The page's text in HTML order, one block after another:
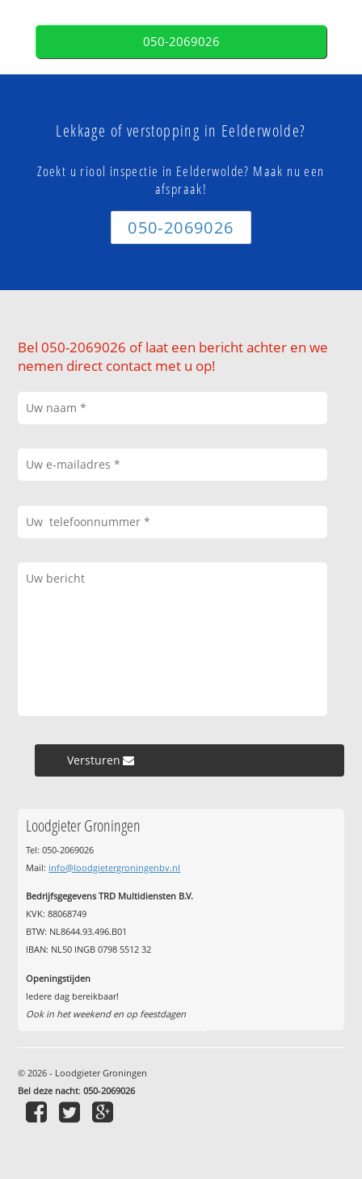
050-2069026
Lekkage of verstopping in Eelderwolde?
Zoekt u riool inspectie in Eelderwolde? Maak nu een
afspraak!
050-2069026
Bel 050-2069026 of laat een bericht achter en we
nemen direct contact met u op!
Versturen »
Loodgieter Groningen
Tel: 050-2069026
Mail: info@loodgietergroningenbv.nl
Bedrijfsgegevens TRD Multidiensten B.V.
KVK: 88068749
BTW: NL8644.93.496.B01
IBAN: NL50 INGB 0798 5512 32
Openingstijden
Iedere dag bereikbaar!
Ook in het weekend en op feestdagen
© 2026 - Loodgieter Groningen
Bel deze nacht:050-2069026